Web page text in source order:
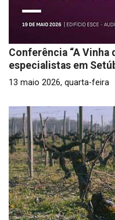
Conferência “A Vinha
especialistas em
13 maio 2026, quarta-feira